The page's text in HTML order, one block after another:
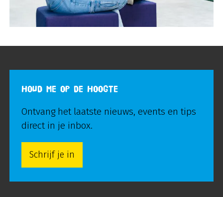
HOUD ME OP DE HOOGTE
Ontvang het laatste nieuws, events en tips
direct in je inbox.
Schrijf je in